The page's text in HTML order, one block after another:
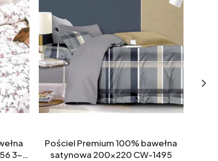
3-
Pościel Premium 100% bawełna
satynowa 200x220 CW-1495